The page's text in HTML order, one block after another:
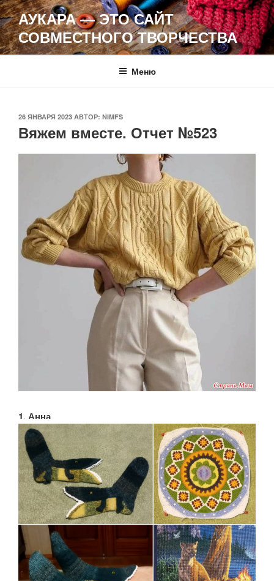
Перейти
к
содержимому
АУКАРА — ЭТО САЙТ
СОВМЕСТНОГО ТВОРЧЕСТВА
Меню
ОПУБЛИКОВАНО
26 ЯНВАРЯ 2023 АВТОР: NIMFS
Вяжем вместе. Отчет №523
1. Анна